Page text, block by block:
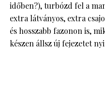
időben?), turbózd fel a
extra látványos, extra
és hosszabb fazonon is,
készen állsz új fejezetet